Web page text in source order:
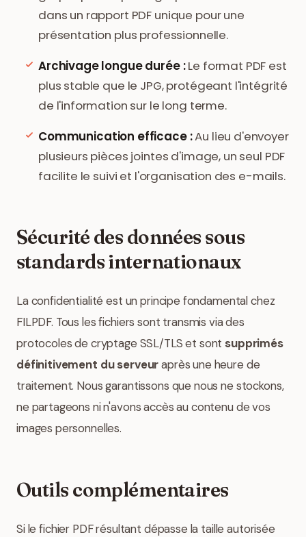
dans un rapport PDF unique pour une
présentation plus professionnelle.
Archivage longue durée :Le format PDF est
plus stable que le JPG, protégeant l'intégrité
de l'information sur le long terme.
Communication efficace :Au lieu d'envoyer
plusieurs pièces jointes d'image, un seul PDF
facilite le suivi et l'organisation des e-mails.
Sécurité des données sous
standards internationaux
La confidentialité est un principe fondamental chez
FILPDF. Tous les fichiers sont transmis via des
protocoles de cryptage SSL/TLS et sontsupprimés
définitivement du serveuraprès une heure de
traitement. Nous garantissons que nous ne stockons,
ne partageons ni n'avons accès au contenu de vos
images personnelles.
Outils complémentaires
Si le fichier PDF résultant dépasse la taille autorisée